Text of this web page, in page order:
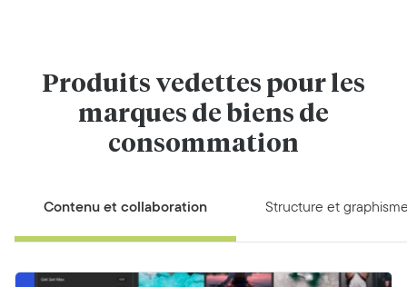
Produits vedettes pour les
marques de biens de
consommation
Contenu et collaboration Structure et